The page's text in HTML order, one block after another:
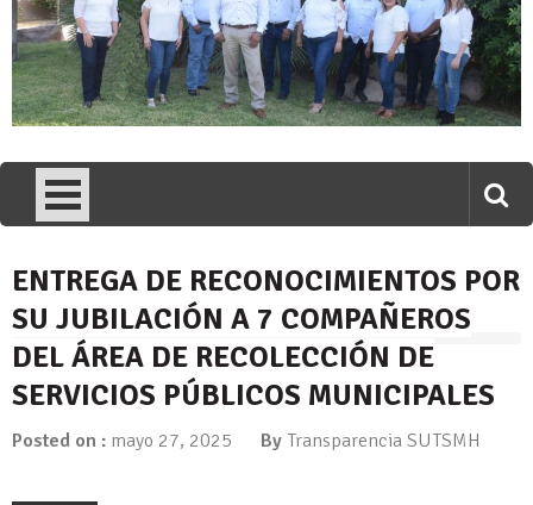
ENTREGA DE RECONOCIMIENTOS POR
SU JUBILACIÓN A 7 COMPAÑEROS
DEL ÁREA DE RECOLECCIÓN DE
SERVICIOS PÚBLICOS MUNICIPALES
Posted on : mayo 27, 2025 By Transparencia SUTSMH